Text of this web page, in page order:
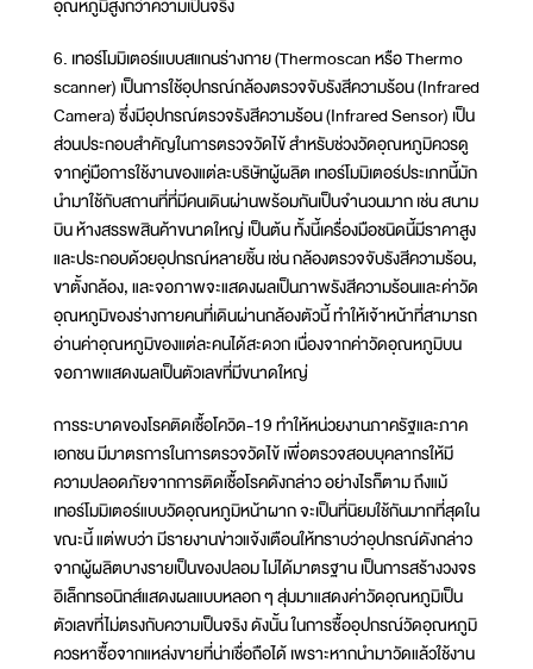
อุณหภูมิสูงกว่าความเป็นจริง
6. เทอร์โมมิเตอร์แบบสแกนร่างกาย (Thermoscan หรือ Thermo
scanner) เป็นการใช้อุปกรณ์กล้องตรวจจับรังสีความร้อน (Infrared
Camera) ซึ่งมีอุปกรณ์ตรวจรังสีความร้อน (Infrared Sensor) เป็น
ส่วนประกอบสำคัญในการตรวจวัดไข้ สำหรับช่วงวัดอุณหภูมิควรดู
จากคู่มือการใช้งานของแต่ละบริษัทผู้ผลิต เทอร์โมมิเตอร์ประเภทนี้มัก
นำมาใช้กับสถานที่ที่มีคนเดินผ่านพร้อมกันเป็นจำนวนมาก เช่น สนาม
บิน ห้างสรรพสินค้าขนาดใหญ่ เป็นต้น ทั้งนี้เครื่องมือชนิดนี้มีราคาสูง
และประกอบด้วยอุปกรณ์หลายชิ้น เช่น กล้องตรวจจับรังสีความร้อน,
ขาตั้งกล้อง, และจอภาพจะแสดงผลเป็นภาพรังสีความร้อนและค่าวัด
อุณหภูมิของร่างกายคนที่เดินผ่านกล้องตัวนี้ ทำให้เจ้าหน้าที่สามารถ
อ่านค่าอุณหภูมิของแต่ละคนได้สะดวก เนื่องจากค่าวัดอุณหภูมิบน
จอภาพแสดงผลเป็นตัวเลขที่มีขนาดใหญ่
การระบาดของโรคติดเชื้อโควิด-19 ทำให้หน่วยงานภาครัฐและภาค
เอกชน มีมาตรการในการตรวจวัดไข้ เพื่อตรวจสอบบุคลากรให้มี
ความปลอดภัยจากการติดเชื้อโรคดังกล่าว อย่างไรก็ตาม ถึงแม้
เทอร์โมมิเตอร์แบบวัดอุณหภูมิหน้าผาก จะเป็นที่นิยมใช้กันมากที่สุดใน
ขณะนี้ แต่พบว่า มีรายงานข่าวแจ้งเตือนให้ทราบว่าอุปกรณ์ดังกล่าว
จากผู้ผลิตบางรายเป็นของปลอม ไม่ได้มาตรฐาน เป็นการสร้างวงจร
อิเล็กทรอนิกส์แสดงผลแบบหลอก ๆ สุ่มมาแสดงค่าวัดอุณหภูมิเป็น
ตัวเลขที่ไม่ตรงกับความเป็นจริง ดังนั้น ในการซื้ออุปกรณ์วัดอุณหภูมิ
ควรหาซื้อจากแหล่งขายที่น่าเชื่อถือได้ เพราะหากนำมาวัดแล้วใช้งาน